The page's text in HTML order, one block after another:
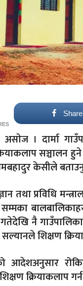
Share
। दार्मा
सञ्चालन
केसीले
तथा प्रविधि
नै
सल्यानले शिक्षण
आदेशअनुसार
क्रियाकलाप